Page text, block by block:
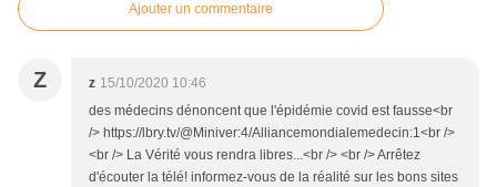
Ajouter un commentaire
Z z 15/10/2020 10:46
des médecins dénoncent que l'épidémie covid est fausse<br
/> https://lbry.tv/@Miniver:4/Alliancemondialemedecin:1<br />
<br /> La Vérité vous rendra libres...<br /> <br /> Arrêtez
d'écouter la télé! informez-vous de la réalité sur les bons sites